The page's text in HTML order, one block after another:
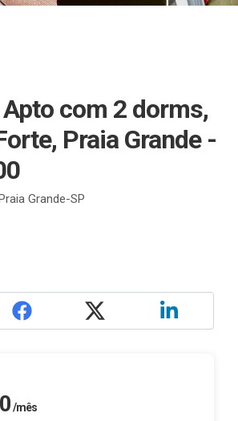
com 2 dorms,
Praia Grande -
Grande-SP
/mês